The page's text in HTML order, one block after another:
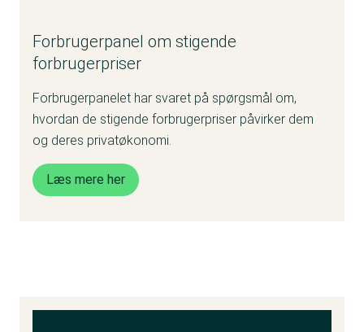
Forbrugerpanel om stigende
forbrugerpriser
Forbrugerpanelet har svaret på spørgsmål om,
hvordan de stigende forbrugerpriser påvirker dem
og deres privatøkonomi.
Læs mere her